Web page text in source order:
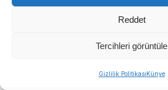
Reddet
Tercihleri görüntüle
Gizlilik PolitikasıKünye
Hava Durumu
Nöbetçi Eczaneler